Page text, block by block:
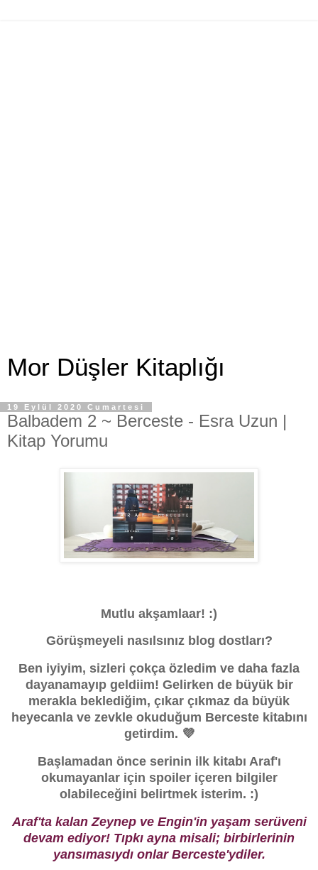
Mor Düşler Kitaplığı
19 Eylül 2020 Cumartesi
Balbadem 2 ~ Berceste - Esra Uzun |
Kitap Yorumu
Mutlu akşamlaar! :)
Görüşmeyeli nasılsınız blog dostları?
Ben iyiyim, sizleri çokça özledim ve daha fazla
dayanamayıp geldiim! Gelirken de büyük bir
merakla beklediğim, çıkar çıkmaz da büyük
heyecanla ve zevkle okuduğum Berceste kitabını
getirdim. 💜
Başlamadan önce serinin ilk kitabı Araf'ı
okumayanlar için spoiler içeren bilgiler
olabileceğini belirtmek isterim. :)
Araf'ta kalan Zeynep ve Engin'in yaşam serüveni
devam ediyor! Tıpkı ayna misali; birbirlerinin
yansımasıydı onlar Berceste'ydiler.